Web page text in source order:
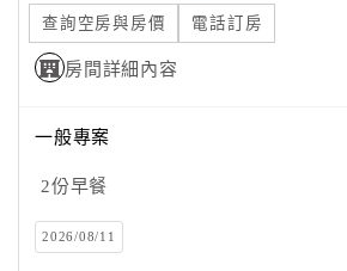
查詢空房與房價 電話訂房
房間詳細內容
一般專案
2份早餐
2026/08/11